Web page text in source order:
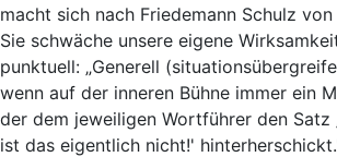
macht sich nach Friedemann Schulz
Sie schwäche unsere eigene
punktuell: „Generell
wenn auf der inneren Bühne immer ein
der dem jeweiligen Wortführer den Satz
ist das eigentlich nicht!'